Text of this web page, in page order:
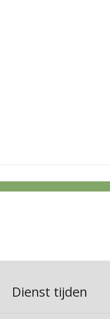
Dienst tijden